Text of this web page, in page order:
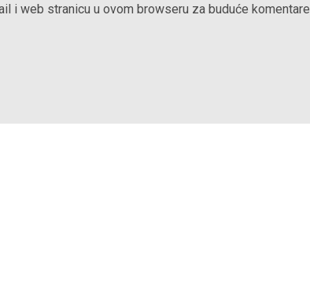
i web stranicu u ovom browseru za buduće komentare.